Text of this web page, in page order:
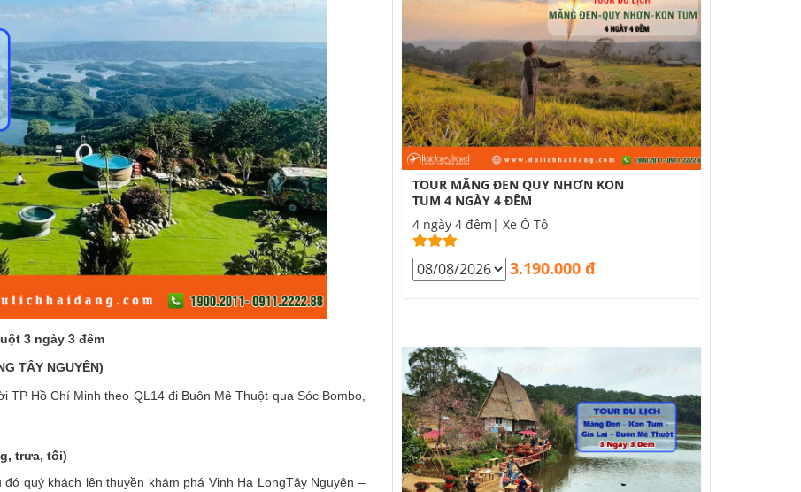
3 ngày 3 đêm
TÂY NGUYÊN)
TP Hồ Chí Minh theo QL14 đi Buôn Mê Thuột qua Sóc Bombo,
trưa, tối)
quý khách lên thuyền khám phá Vịnh Hạ LongTây Nguyên –
TOUR MĂNG ĐEN QUY NHƠN KON
TUM 4 NGÀY 4 ĐÊM
4 ngày 4 đêm| Xe Ô Tô
3.190.000 đ